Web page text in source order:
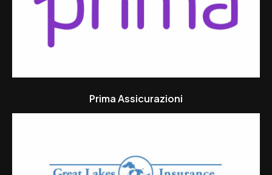
Prima Assicurazioni